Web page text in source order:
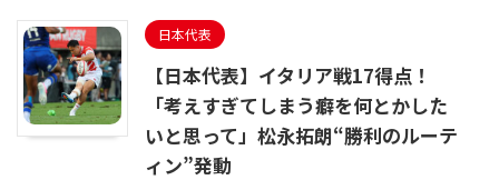
日本代表
【日本代表】イタリア戦17得点！
「考えすぎてしまう癖を何とかした
いと思って」松永拓朗“勝利のルーテ
ィン”発動